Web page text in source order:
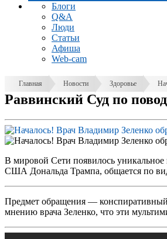
Блоги
Q&A
Люди
Статьи
Афиша
Web-cam
Главная Новости Здоровье
Раввинский Суд по
В мировой Сети появилось уникальное
США Дональда Трампа, общается по
Предмет обращения — конспиративный
мнению врача Зеленко, что эти